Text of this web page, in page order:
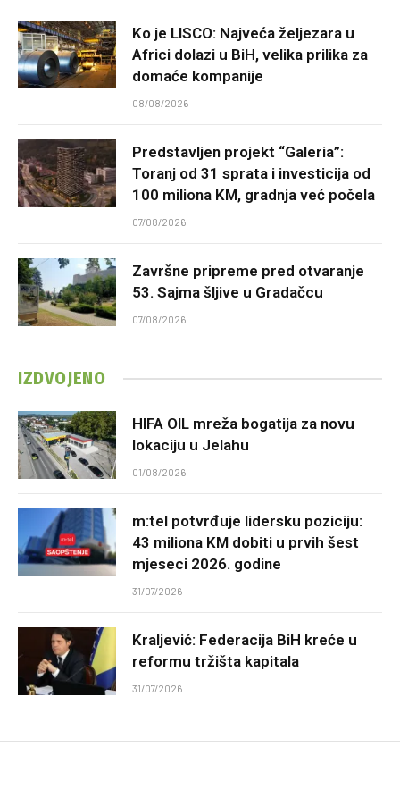
Ko je LISCO: Najveća željezara u
Africi dolazi u BiH, velika prilika za
domaće kompanije
08/08/2026
Predstavljen projekt “Galeria”:
Toranj od 31 sprata i investicija od
100 miliona KM, gradnja već počela
07/08/2026
Završne pripreme pred otvaranje
53. Sajma šljive u Gradačcu
07/08/2026
IZDVOJENO
HIFA OIL mreža bogatija za novu
lokaciju u Jelahu
01/08/2026
m:tel potvrđuje lidersku poziciju:
43 miliona KM dobiti u prvih šest
mjeseci 2026. godine
31/07/2026
Kraljević: Federacija BiH kreće u
reformu tržišta kapitala
31/07/2026